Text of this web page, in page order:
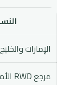
الإمارات والخليج
مرجع RWD الأمريكي